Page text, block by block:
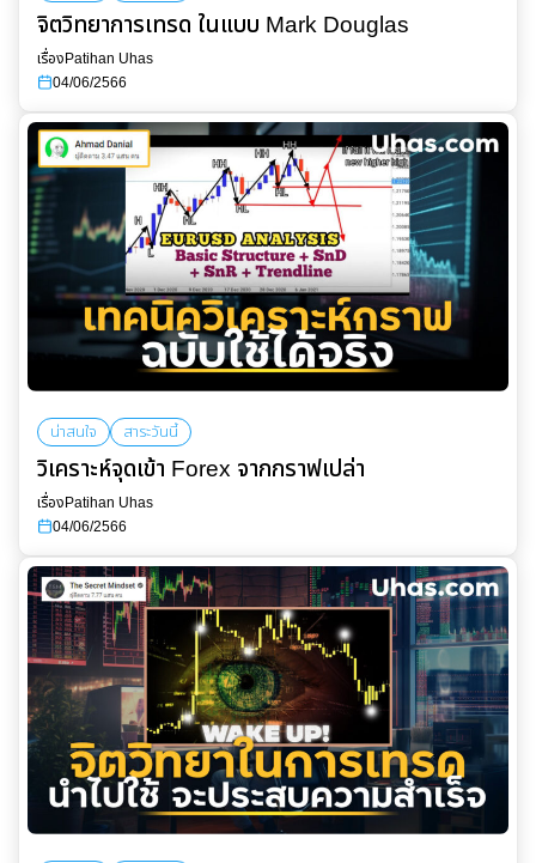
จิตวิทยาการเทรด ในแบบ Mark Douglas
เรื่องPatihan Uhas
04/06/2566
น่าสนใจ สาระวันนี้
วิเคราะห์จุดเข้า Forex จากกราฟเปล่า
เรื่องPatihan Uhas
04/06/2566